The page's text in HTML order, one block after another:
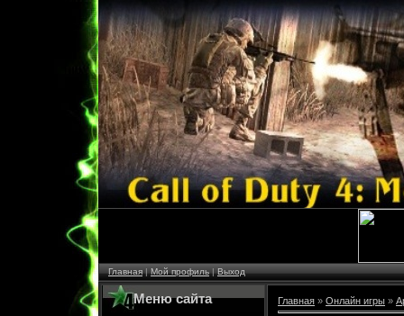
Главная|Мой профиль|Выход
Меню сайта Главная » Онлайн игры »